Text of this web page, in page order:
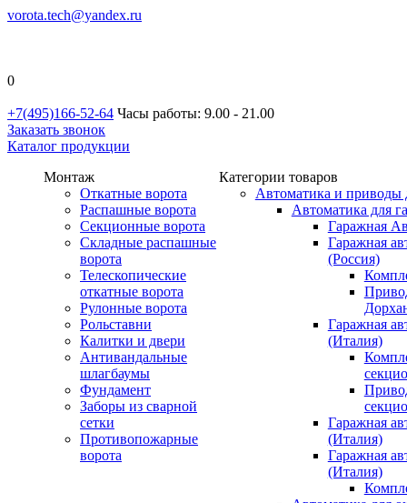
vorota.tech@yandex.ru
0
+7(495)166-52-64 Часы работы: 9.00 - 21.00
Заказать звонок
Каталог продукции
Монтаж
Откатные ворота
Распашные ворота
Секционные ворота
Складные распашные
ворота
Телескопические
откатные ворота
Рулонные ворота
Рольставни
Калитки и двери
Антивандальные
шлагбаумы
Фундамент
Заборы из сварной
сетки
Противопожарные
ворота
Категории товаров
Автоматика и приводы
Автоматика для
Гаражная
Гаражная
(Россия)
Гаражная
(Италия)
Гаражная
(Италия)
Гаражная
(Италия)